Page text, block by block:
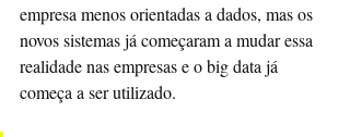
empresa menos orientadas a dados, mas os
novos sistemas já começaram a mudar essa
realidade nas empresas e o big data já
começa a ser utilizado.